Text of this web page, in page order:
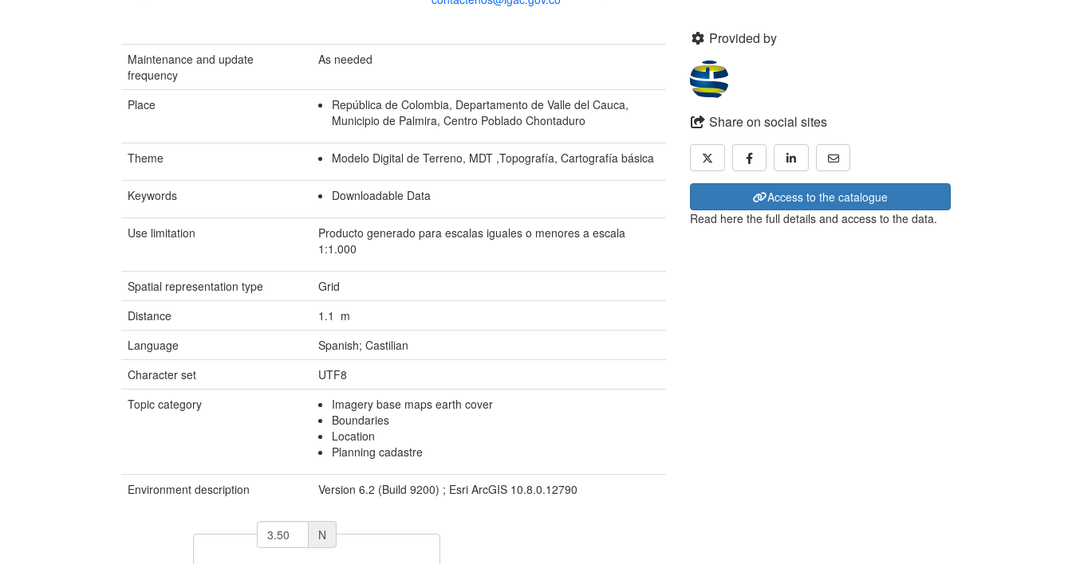
Maintenance and update
frequency
As needed
Place
República de Colombia, Departamento de Valle del Cauca,
Municipio de Palmira, Centro Poblado Chontaduro
Theme Modelo Digital de Terreno, MDT ,Topografía, Cartografía básica
Keywords Downloadable Data
Use limitation
Producto generado para escalas iguales o menores a escala
1:1.000
Spatial representation type
Grid
Distance
1.1 m
Language
Spanish; Castilian
Character set
UTF8
Topic category
Imagery base maps earth cover
Boundaries
Location
Planning cadastre
Environment description Version 6.2 (Build 9200) ; Esri ArcGIS 10.8.0.12790
N
Provided by
Share on social sites
Access to the catalogue
Read here the full details and access to the data.